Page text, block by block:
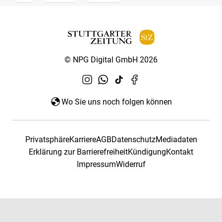
© NPG Digital GmbH 2026
Wo Sie uns noch folgen können
PrivatsphäreKarriereAGBDatenschutzMediadaten
Erklärung zur BarrierefreiheitKündigungKontakt
ImpressumWiderruf